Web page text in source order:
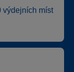
výdejních míst